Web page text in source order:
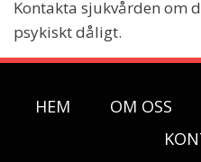
Kontakta sjukvården om
psykiskt dåligt.
HEM OM OSS